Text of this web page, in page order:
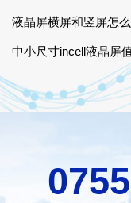
液晶屏横屏和竖屏怎
中小尺寸incell液晶屏